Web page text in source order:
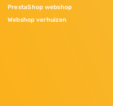
PrestaShop webshop
Webshop verhuizen